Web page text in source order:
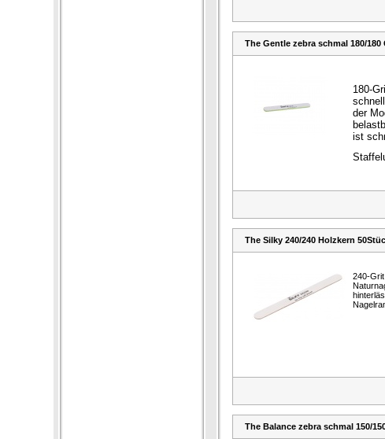
The Gentle zebra schmal 180/180
180-
der
ist
The Silky 240/240 Holzkern
240-
The Balance zebra schmal 150/